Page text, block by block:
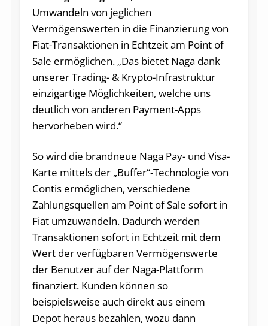
Umwandeln von jeglichen
Vermögenswerten in die Finanzierung von
Fiat-Transaktionen in Echtzeit am Point of
Sale ermöglichen. „Das bietet Naga dank
unserer Trading- & Krypto-Infrastruktur
einzigartige Möglichkeiten, welche uns
deutlich von anderen Payment-Apps
hervorheben wird.“
So wird die brandneue Naga Pay- und Visa-
Karte mittels der „Buffer“-Technologie von
Contis ermöglichen, verschiedene
Zahlungsquellen am Point of Sale sofort in
Fiat umzuwandeln. Dadurch werden
Transaktionen sofort in Echtzeit mit dem
Wert der verfügbaren Vermögenswerte
der Benutzer auf der Naga-Plattform
finanziert. Kunden können so
beispielsweise auch direkt aus einem
Depot heraus bezahlen, wozu dann